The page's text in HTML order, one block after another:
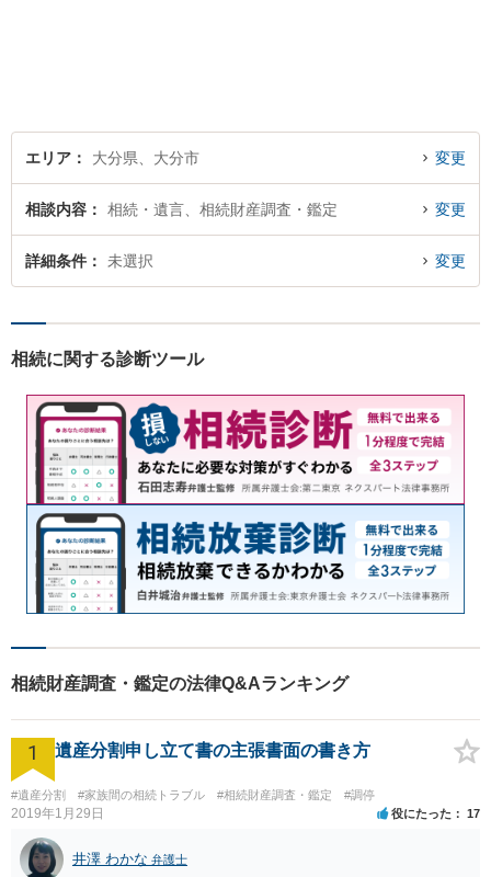
エリア 大分県、大分市 変更
相談内容 相続・遺言、相続財産調査・鑑定 変更
詳細条件 未選択 変更
相続に関する診断ツール
相続財産調査・鑑定の法律Q&Aランキング
1 遺産分割申し立て書の主張書面の書き方
#遺産分割 #家族間の相続トラブル #相続財産調査・鑑定 #調停
2019年1月29日 役にたった 17
井澤 わかな 弁護士